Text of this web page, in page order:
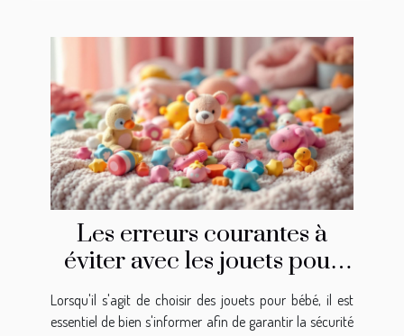
Les erreurs courantes à
éviter avec les jouets pour
bébé
Lorsqu'il s'agit de choisir des jouets pour bébé, il est
essentiel de bien s'informer afin de garantir la sécurité